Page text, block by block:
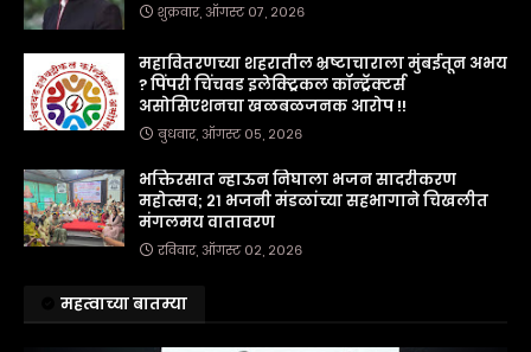
शुक्रवार, ऑगस्ट ०७, २०२६
महावितरणच्या शहरातील भ्रष्टाचाराला मुंबईतून अभय
? पिंपरी चिंचवड इलेक्ट्रिकल कॉन्ट्रॅक्टर्स
असोसिएशनचा खळबळजनक आरोप !!
बुधवार, ऑगस्ट ०५, २०२६
भक्तिरसात न्हाऊन निघाला भजन सादरीकरण
महोत्सव; २१ भजनी मंडळांच्या सहभागाने चिखलीत
मंगलमय वातावरण
रविवार, ऑगस्ट ०२, २०२६
महत्वाच्या बातम्या